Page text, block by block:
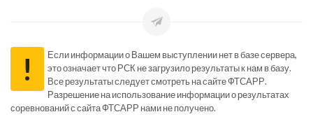
!
Если информации о Вашем выступлении нет в базе сервера,
это означает что РСК не загрузило результаты к нам в базу.
Все результаты следует смотреть на сайте ФТСАРР.
Разрешение на использование информации о результатах
соревнований с сайта ФТСАРР нами не получено.